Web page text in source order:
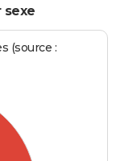
sexe
(source :